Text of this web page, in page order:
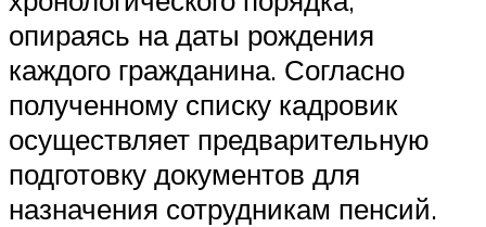
опираясь на даты рождения
каждого гражданина. Согласно
полученному списку кадровик
осуществляет предварительную
подготовку документов для
назначения сотрудникам пенсий.